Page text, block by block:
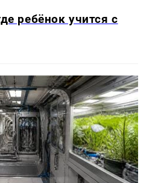
ребёнок учится с